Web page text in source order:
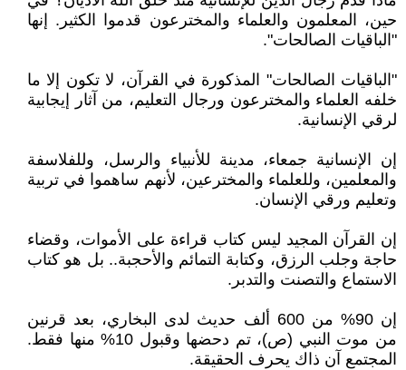
حين، المعلمون والعلماء والمخترعون قدموا الكثير. إنها
"الباقيات الصالحات".
"الباقيات الصالحات" المذكورة في القرآن، لا تكون إلا ما
خلفه العلماء والمخترعون ورجال التعليم، من آثار إيجابية
لرقي الإنسانية.
إن الإنسانية جمعاء، مدينة للأنبياء والرسل، وللفلاسفة
والمعلمين، وللعلماء والمخترعين، لأنهم ساهموا في تربية
وتعليم ورقي الإنسان.
إن القرآن المجيد ليس كتاب قراءة على الأموات، وقضاء
حاجة وجلب الرزق، وكتابة التمائم والأحجبة.. بل هو كتاب
الاستماع والتصنت والتدبر.
إن 90% من 600 ألف حديث لدى البخاري، بعد قرنين
من موت النبي (ص)، تم دحضها وقبول 10% منها فقط.
المجتمع آن ذاك يحرف الحقيقة.